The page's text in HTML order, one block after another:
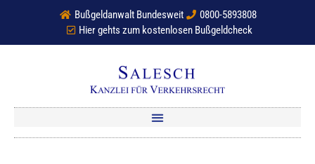
Bußgeldanwalt Bundesweit
0800-5893808
Hier gehts zum kostenlosen Bußgeldcheck